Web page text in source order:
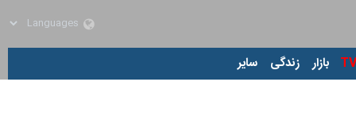
زندگی سایر